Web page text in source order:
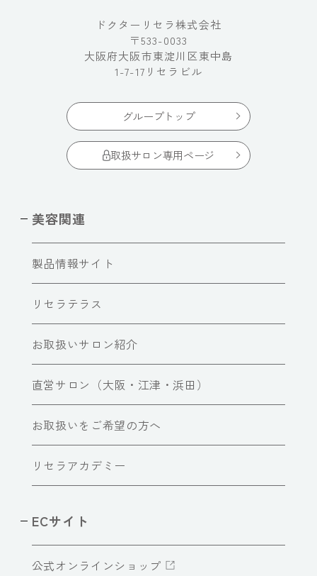
ドクターリセラ株式会社
〒533-0033
大阪府大阪市東淀川区東中島
1-7-17リセラビル
グループトップ
取扱サロン専用ページ
美容関連
製品情報サイト
リセラテラス
お取扱いサロン紹介
直営サロン（大阪・江津・浜田）
お取扱いをご希望の方へ
リセラアカデミー
ECサイト
公式オンラインショップ